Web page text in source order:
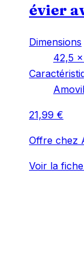
évier
Dimensions
‎42,5
21,99 €
Offre chez
Voir la